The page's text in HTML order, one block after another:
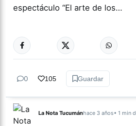
espectáculo “El arte de los…
ESPECTÁCULOS
0 105 Guardar
La Nota Tucumánhace 3 años• 1 min